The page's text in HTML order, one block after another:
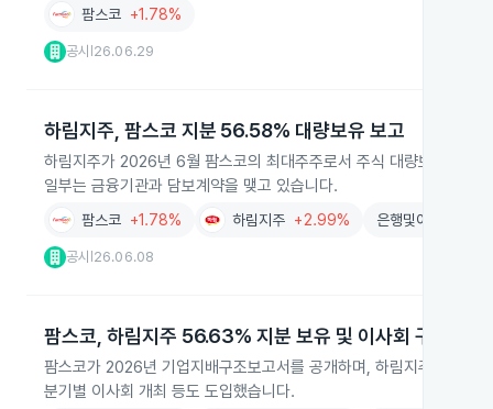
팜스코 +1.78%
공시 26.06.29
하림지주, 팜스코 지분 56.58% 대량보유 보고
하림지주가 2026년 6월 팜스코의 최대주주로서 주식 대량보유상황
일부는 금융기관과 담보계약을 맺고 있습니다.
팜스코 +1.78% 하림지주 +2.99% 은행및여신업
공시 26.06.08
팜스코, 하림지주 56.63% 지분 보유 및 이사회 구조 공개
팜스코가 2026년 기업지배구조보고서를 공개하며, 하림지주가
분기별 이사회 개최 등도 도입했습니다.